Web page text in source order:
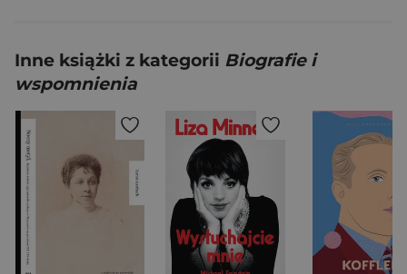
Inne książki z kategorii Biografie i
wspomnienia